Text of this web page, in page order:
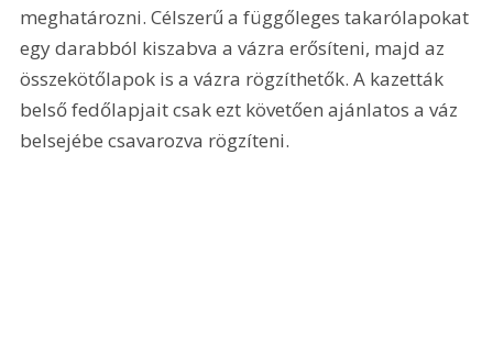
meghatározni. Célszerű a függőleges takarólapokat
egy darabból kiszabva a vázra erősíteni, majd az
összekötőlapok is a vázra rögzíthetők. A kazetták
belső fedőlapjait csak ezt követően ajánlatos a váz
belsejébe csavarozva rögzíteni.